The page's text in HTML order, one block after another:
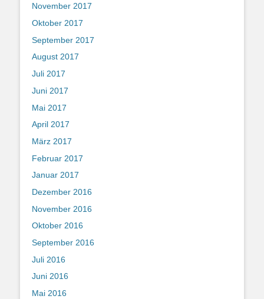
November 2017
Oktober 2017
September 2017
August 2017
Juli 2017
Juni 2017
Mai 2017
April 2017
März 2017
Februar 2017
Januar 2017
Dezember 2016
November 2016
Oktober 2016
September 2016
Juli 2016
Juni 2016
Mai 2016